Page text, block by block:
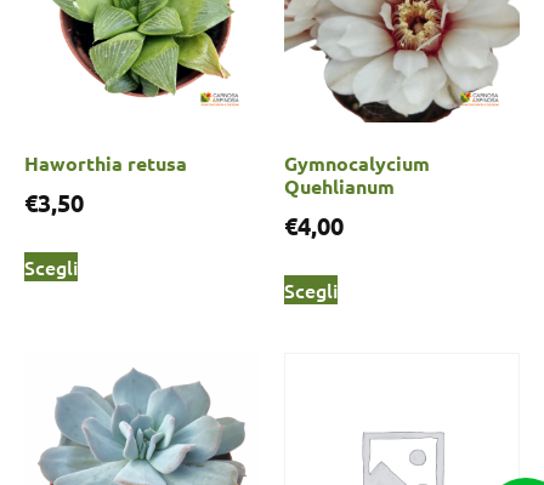
Haworthia retusa
€3,50
Scegli
Gymnocalycium
Quehlianum
€4,00
Scegli